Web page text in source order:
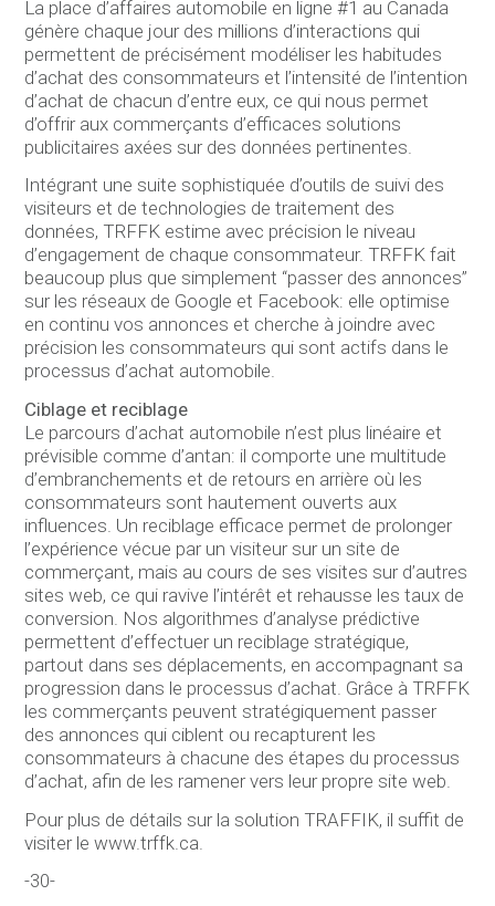
La place d’affaires automobile en ligne #1 au Canada
génère chaque jour des millions d’interactions qui
permettent de précisément modéliser les habitudes
d’achat des consommateurs et l’intensité de l’intention
d’achat de chacun d’entre eux, ce qui nous permet
d’offrir aux commerçants d’efficaces solutions
publicitaires axées sur des données pertinentes.
Intégrant une suite sophistiquée d’outils de suivi des
visiteurs et de technologies de traitement des
données, TRFFK estime avec précision le niveau
d’engagement de chaque consommateur. TRFFK fait
beaucoup plus que simplement “passer des annonces”
sur les réseaux de Google et Facebook: elle optimise
en continu vos annonces et cherche à joindre avec
précision les consommateurs qui sont actifs dans le
processus d’achat automobile.
Ciblage et reciblage
Le parcours d’achat automobile n’est plus linéaire et
prévisible comme d’antan: il comporte une multitude
d’embranchements et de retours en arrière où les
consommateurs sont hautement ouverts aux
influences. Un reciblage efficace permet de prolonger
l’expérience vécue par un visiteur sur un site de
commerçant, mais au cours de ses visites sur d’autres
sites web, ce qui ravive l’intérêt et rehausse les taux de
conversion. Nos algorithmes d’analyse prédictive
permettent d’effectuer un reciblage stratégique,
partout dans ses déplacements, en accompagnant sa
progression dans le processus d’achat. Grâce à TRFFK
les commerçants peuvent stratégiquement passer
des annonces qui ciblent ou recapturent les
consommateurs à chacune des étapes du processus
d’achat, afin de les ramener vers leur propre site web.
Pour plus de détails sur la solution TRAFFIK, il suffit de
visiter le www.trffk.ca.
-30-